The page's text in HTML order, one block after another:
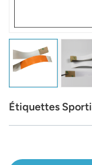
Étiquettes